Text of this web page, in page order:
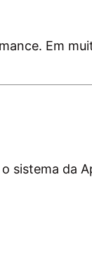
Em
sistema da